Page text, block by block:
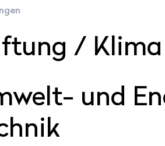
/ Klima
und